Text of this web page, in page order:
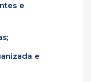
e
e